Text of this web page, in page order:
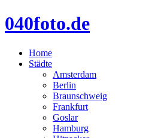
040foto.de
Home
Städte
Amsterdam
Berlin
Braunschweig
Frankfurt
Goslar
Hamburg